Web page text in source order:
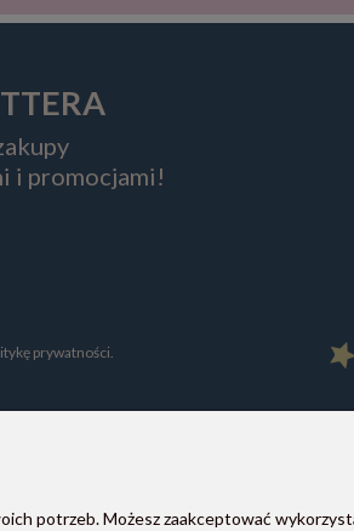
i promocjami!
prywatności.
I DOSTAWA MOON STORE W
potrzeb. Możesz zaakceptować